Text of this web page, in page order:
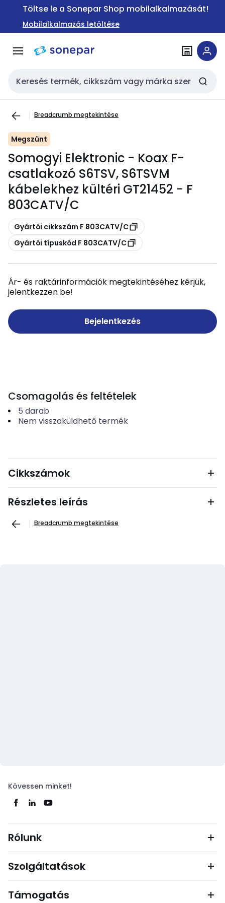
Ugrás a
Ugrás a
tartalomra
Töltse le a Sonepar Shop mobilalkalmazását!
Mobilalkalmazás letöltése
Keresési bemenet
Breadcrumb megtekintése
Megszűnt
Somogyi Elektronic - Koax F-
csatlakozó S6TSV, S6TSVM
kábelekhez kültéri GT21452 - F
803CATV/C
Másolás
Gyártói cikkszám F 803CATV/C
Másolás
Gyártói típuskód F 803CATV/C
Ár- és raktárinformációk megtekintéséhez kérjük,
jelentkezzen be!
Bejelentkezés
Csomagolás és feltételek
5 darab
Nem visszaküldhető termék
Cikkszámok
Részletes leírás
Breadcrumb megtekintése
Kövessen minket!
Rólunk
Szolgáltatások
Támogatás